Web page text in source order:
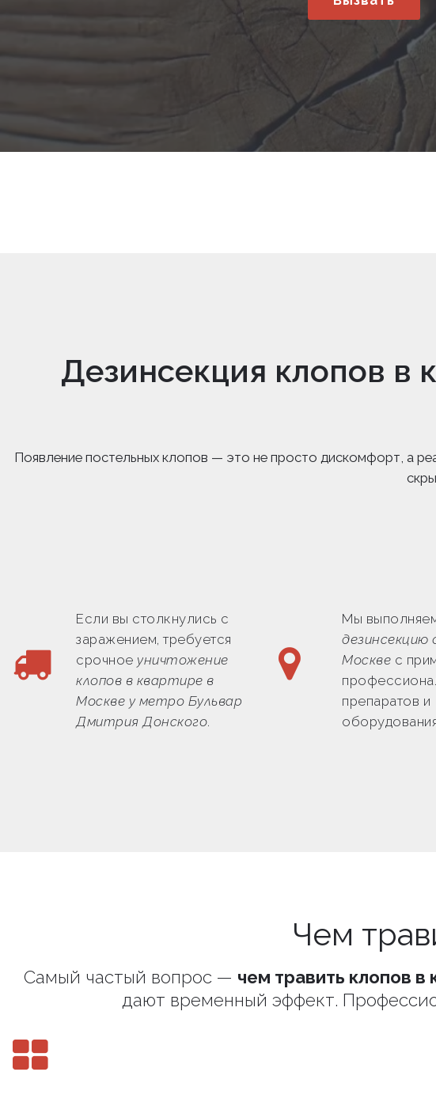
Дезинсекция клопов в
Появление постельных клопов — это не просто дискомфорт, а
Если вы столкнулись с
заражением, требуется
срочное уничтожение
клопов в квартире в
Москве у метро Бульвар
Дмитрия Донского.
Мы
дезинсекцию
Москве с
препаратов и
Чем
Самый частый вопрос — чем травить клопов в
дают временный эффект.